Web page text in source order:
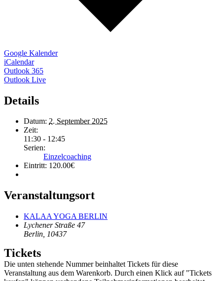
Google Kalender
iCalendar
Outlook 365
Outlook Live
Details
Datum: 2. September 2025
Zeit:
11:30 - 12:45
Serien:
Einzelcoaching
Eintritt: 120.00€
Veranstaltungsort
KALAA YOGA BERLIN
Lychener Straße 47
Berlin 10437
Tickets
Die unten stehende Nummer beinhaltet Tickets für diese
Veranstaltung aus dem Warenkorb. Durch einen Klick auf "Tickets